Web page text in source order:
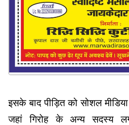
इसके बाद पीड़ित को सोशल
जहां गिरोह के अन्य सदस्य